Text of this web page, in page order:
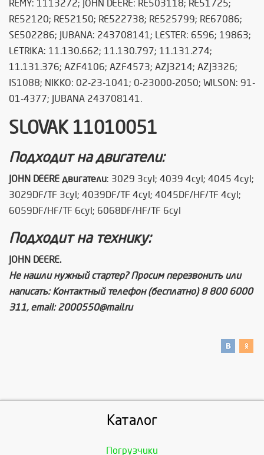
REMY: 1113272; JOHN DEERE: RE503118; RE51725;
RE52120; RE52150; RE522738; RE525799; RE67086;
SE502286; JUBANA: 243708141; LESTER: 6596; 19863;
LETRIKA: 11.130.662; 11.130.797; 11.131.274;
11.131.376; AZF4106; AZF4573; AZJ3214; AZJ3326;
IS1088; NIKKO: 02-23-1041; 0-23000-2050; WILSON: 91-
01-4377; JUBANA 243708141.
SLOVAK 11010051
Подходит на двигатели:
JOHN DEERE двигатели: 3029 3cyl; 4039 4cyl; 4045 4cyl;
3029DF/TF 3cyl; 4039DF/TF 4cyl; 4045DF/HF/TF 4cyl;
6059DF/HF/TF 6cyl; 6068DF/HF/TF 6cyl
Подходит на технику:
JOHN DEERE.
Не нашли нужный стартер? Просим перезвонить или
написать: Контактный телефон (бесплатно) 8 800 6000
311, email: 2000550@mail.ru
Каталог
Погрузчики